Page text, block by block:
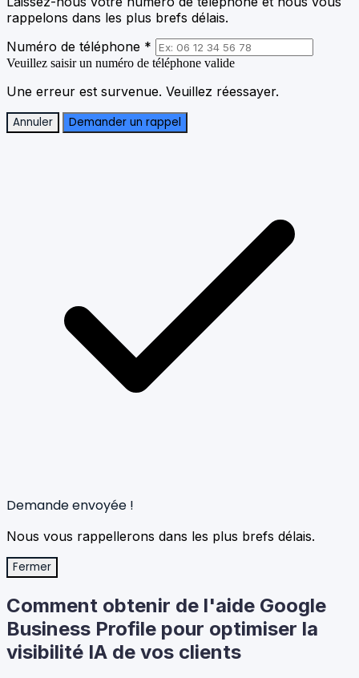
rappelons dans les plus brefs délais.
Numéro de téléphone *
Veuillez saisir un numéro de téléphone valide
Une erreur est survenue. Veuillez réessayer.
Annuler Demander un rappel
Demande envoyée !
Nous vous rappellerons dans les plus brefs délais.
Fermer
Comment obtenir de l'aide Google
Business Profile pour optimiser la
visibilité IA de vos clients